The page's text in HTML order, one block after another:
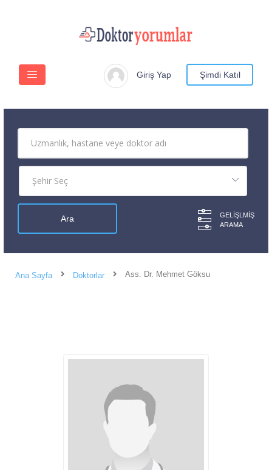
Giriş Yap Şimdi Katıl
GELIŞLMIŞ
ARAMA
Ana Sayfa Doktorlar Ass. Dr. Mehmet Göksu